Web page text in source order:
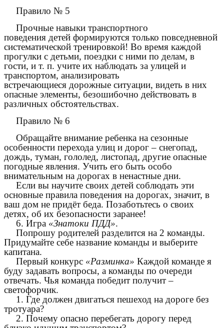
Правило № 5
Прочные навыки транспортного
поведения детей формируются только повседневной
систематической тренировкой! Во время каждой
прогулки с детьми, поездки с ними по делам, в
гости, и т. п. учите их наблюдать за улицей и
транспортом, анализировать
встречающиеся дорожные ситуации, видеть в них
опасные элементы, безошибочно действовать в
различных обстоятельствах.
Правило № 6
Обращайте внимание ребенка на сезонные
особенности перехода улиц и дорог – снегопад,
дождь, туман, гололед, листопад, другие опасные
погодные явления. Учить его быть особо
внимательным на дорогах в ненастные дни.
Если вы научите своих детей соблюдать эти
основные правила поведения на дорогах, значит, в
ваш дом не придёт беда. Позаботьтесь о своих
детях, об их безопасности заранее!
6. Игра «Знатоки ПДД».
Попрошу родителей разделится на 2 команды.
Придумайте себе название команды и выберите
капитана.
Первый конкурс «Разминка» Каждой команде я
буду задавать вопросы, а команды по очереди
отвечать. Чья команда победит получит –
светофорчик.
1. Где должен двигаться пешеход на дороге без
тротуара?
2. Почему опасно перебегать дорогу перед